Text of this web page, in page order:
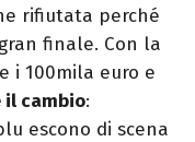
rifiutata perché
finale. Con la
i 100mila euro e
il cambio:
escono di scena